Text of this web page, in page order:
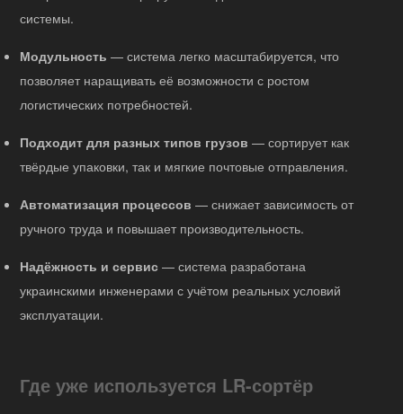
системы.
Модульность — система легко масштабируется, что
позволяет наращивать её возможности с ростом
логистических потребностей.
Подходит для разных типов грузов — сортирует как
твёрдые упаковки, так и мягкие почтовые отправления.
Автоматизация процессов — снижает зависимость от
ручного труда и повышает производительность.
Надёжность и сервис — система разработана
украинскими инженерами с учётом реальных условий
эксплуатации.
Где уже используется LR-сортёр